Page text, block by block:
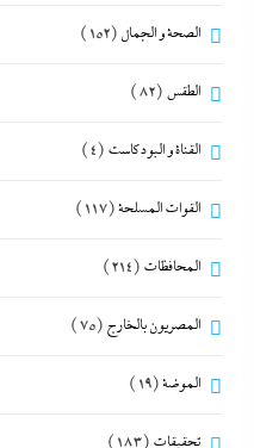
الصحة و الجمال (152)
الطقس (82)
القناة و البودكاست (4)
القوات المسلحة(117)
المحافظات (214)
المصريون بالخارج (75)
الموضة(19)
تحقيقات (183)